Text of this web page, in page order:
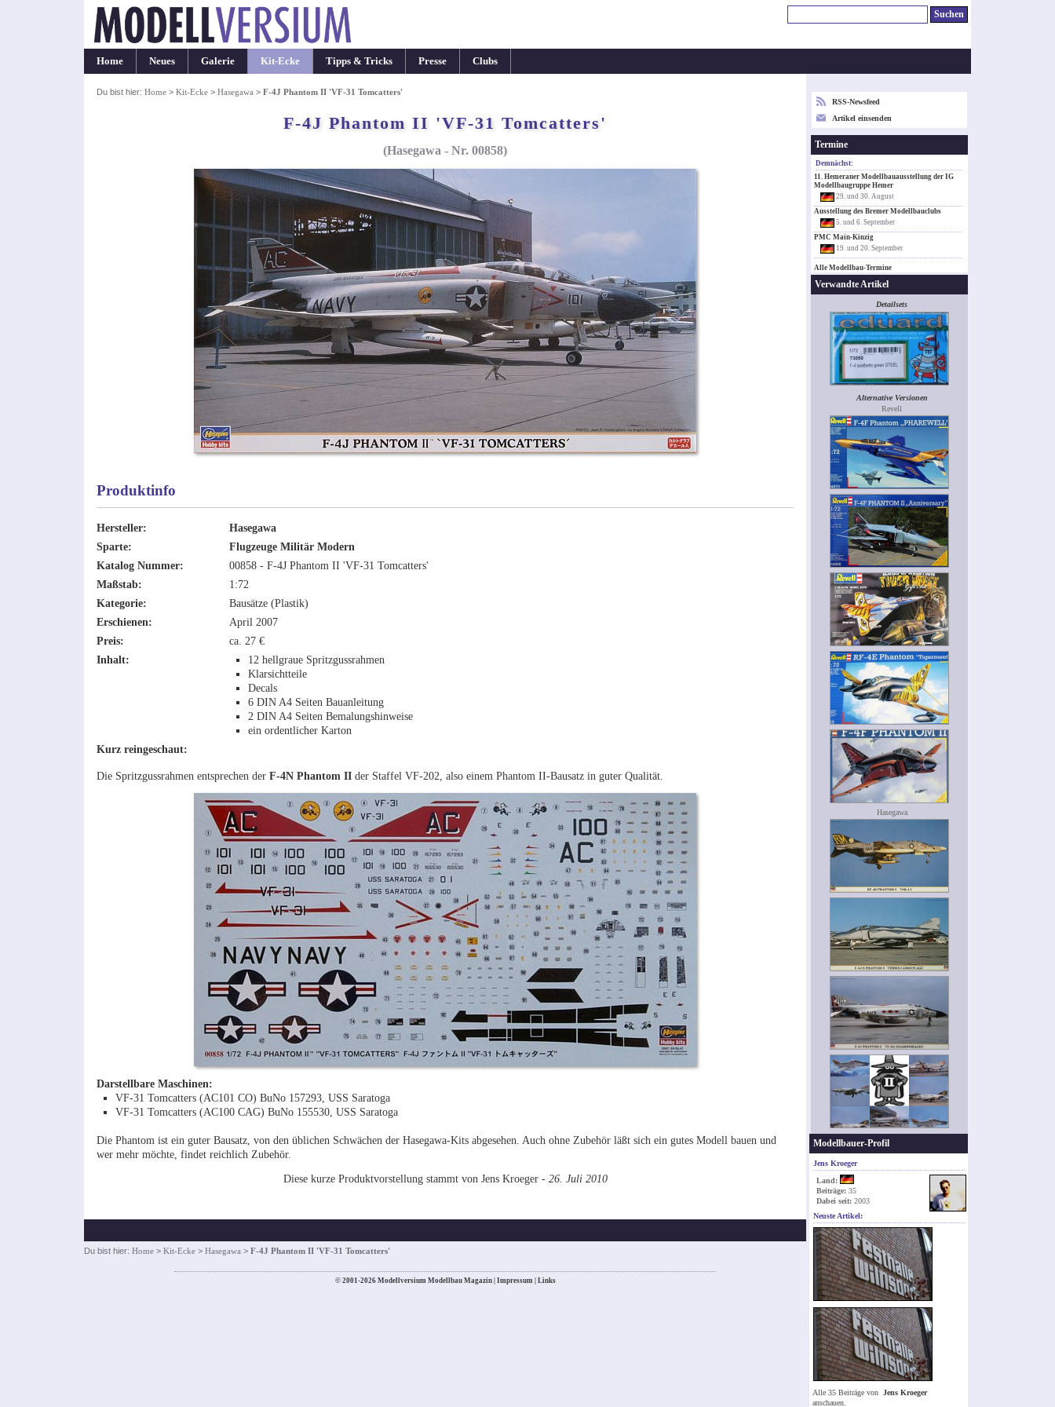
Home Neues Galerie Kit-Ecke Tipps & Tricks Presse Clubs
Du bist hier: Home> Kit-Ecke> Hasegawa > F-4J Phantom II 'VF-31 Tomcatters'
F-4J Phantom II 'VF-31 Tomcatters'
(Hasegawa - Nr. 00858)
Produktinfo
Hersteller:
Hasegawa
Sparte:
Flugzeuge Militär Modern
Katalog Nummer:
00858 - F-4J Phantom II 'VF-31 Tomcatters'
Maßstab:
1:72
Kategorie:
Bausätze (Plastik)
Erschienen:
April 2007
Preis:
ca. 27 €
Inhalt:
12 hellgraue Spritzgussrahmen
Klarsichtteile
Decals
6 DIN A4 Seiten Bauanleitung
2 DIN A4 Seiten Bemalungshinweise
ein ordentlicher Karton
Kurz reingeschaut:
Die Spritzgussrahmen entsprechen der F-4N Phantom IIder Staffel VF-202, also einem Phantom II-Bausatz in guter Qualität.
Darstellbare Maschinen:
VF-31 Tomcatters (AC101 CO) BuNo 157293, USS Saratoga
VF-31 Tomcatters (AC100 CAG) BuNo 155530, USS Saratoga
Die Phantom ist ein guter Bausatz, von den üblichen Schwächen der Hasegawa-Kits abgesehen. Auch ohne Zubehör läßt sich ein gutes Modell bauen und
wer mehr möchte, findet reichlich Zubehör.
Diese kurze Produktvorstellung stammt von Jens Kroeger - 26. Juli 2010
Du bist hier: Home > Kit-Ecke > Hasegawa > F-4J Phantom II 'VF-31 Tomcatters'
© 2001-2026 Modellversium Modellbau Magazin | Impressum| Links
RSS-Newsfeed
Artikel einsenden
Termine
Demnächst:
11. Hemeraner Modellbauausstellung der IG
Modellbaugruppe Hemer
29. und 30. August
Ausstellung des Bremer Modellbauclubs
5. und 6. September
PMC Main-Kinzig
19. und 20. September
Alle Modellbau-Termine
Verwandte Artikel
Detailsets
Alternative Versionen
Revell
Hasegawa
Modellbauer-Profil
Jens Kroeger
Land:
Beiträge: 35
Dabei seit: 2003
Neuste Artikel:
Alle 35 Beiträge von Jens Kroeger
anschauen.